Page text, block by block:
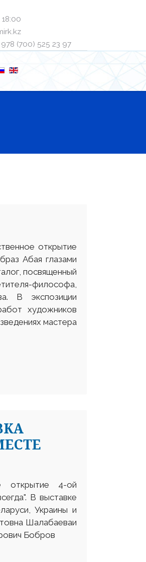
ㅤㅤ8 (700) 525 23 97
открытие
Абая глазами
посвященный
философа,
В экспозиции
художников
мастера
открытие 4-ой
В выставке
Украины и
Шалабаеваи
Бобров